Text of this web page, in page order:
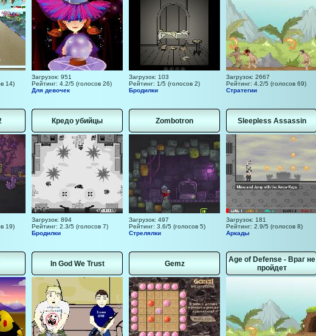
14)
Загрузок: 951
Рейтинг: 4.2/5 (голосов 26)
Для девочек
Загрузок: 103
Рейтинг: 1/5 (голосов 2)
Бродилки
Загрузок: 2667
Рейтинг: 4.2/5 (голосов 69)
Стратегии
19)
Кредо убийцы
Загрузок: 894
Рейтинг: 2.3/5 (голосов 7)
Бродилки
Zombotron
Загрузок: 497
Рейтинг: 3.6/5 (голосов 5)
Стрелялки
Sleepless Assassin
Загрузок: 181
Рейтинг: 2.9/5 (голосов 8)
Аркады
In God We Trust Gemz
Age of Defense - Враг не
пройдет